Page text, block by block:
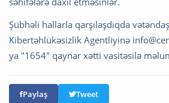
Şübhəli hallarla qarşılaşdıqda
Kibertəhlükəsizlik Agentliyinə
ya "1654" qaynar xətti vasitəsilə
Paylaş Tweet